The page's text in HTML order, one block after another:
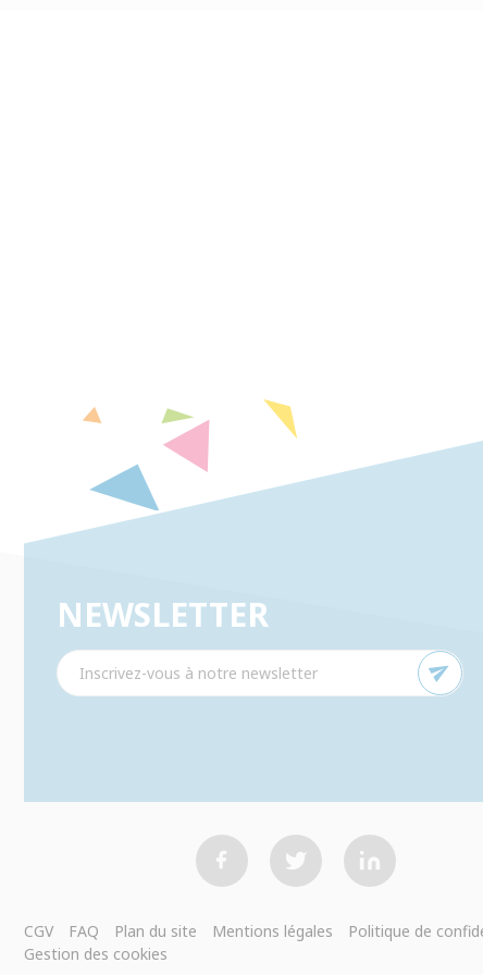
NEWSLETTER
send
CGV FAQ Plan du site Mentions légales
Politique de
Gestion des cookies